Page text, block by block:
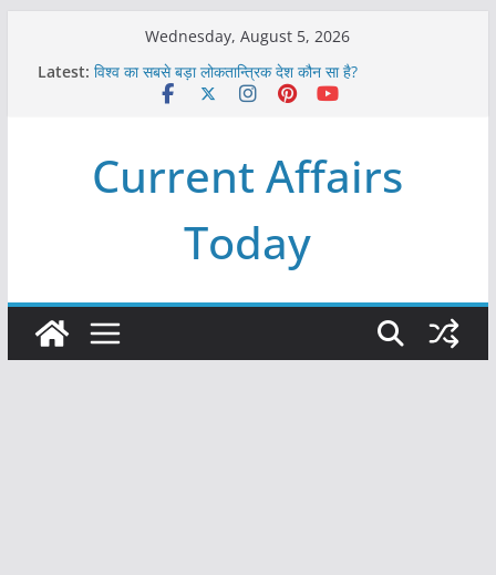
Wednesday, August 5, 2026
Latest: विश्व का सबसे बड़ा लोकतान्त्रिक देश कौन सा है?
Refeeding Syndrome and its Management
विश्व में कितने प्रकार के शासन होते है?
Current Affairs
Today